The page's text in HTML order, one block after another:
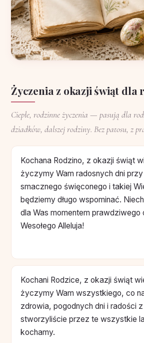
Życzenia z okazji świąt dla
Ciepłe, rodzinne życzenia — pasują dla
dziadków, dalszej rodziny. Bez patosu, z
Kochana Rodzino, z okazji świąt
życzymy Wam radosnych dni
smacznego święconego i takiej
będziemy długo wspominać.
dla Was momentem prawdziwego
Wesołego Alleluja!
Kochani Rodzice, z okazji świąt
życzymy Wam wszystkiego, co
zdrowia, pogodnych dni i radości
stworzyliście przez te wszystkie
kochamy.